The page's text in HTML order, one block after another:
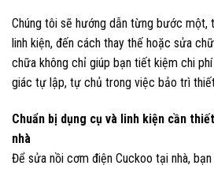
Chúng tôi sẽ hướng dẫn từng bước một,
linh kiện, đến cách thay thế hoặc sửa
chữa không chỉ giúp bạn tiết kiệm chi
giác tự lập, tự chủ trong việc bảo trì
Chuẩn bị dụng cụ và linh kiện cần
nhà
Để sửa nồi cơm điện Cuckoo tại nhà,